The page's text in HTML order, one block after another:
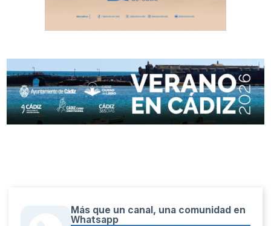
Más que un canal, una comunidad en
Whatsapp